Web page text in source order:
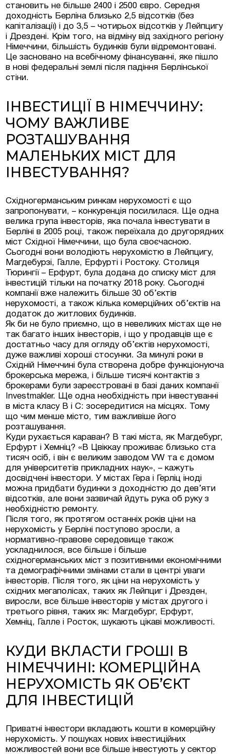
становить не більше 2400 і 2500 євро. Середня
доходність Берліна близько 2,5 відсотків (без
капіталізації) і до 3,5 – чотирьох відсотків у Лейпцигу
і Дрездені. Крім того, на відміну від західного регіону
Німеччини, більшість будинків були відремонтовані.
Це засновано на всебічному фінансуванні, яке пішло
в нові федеральні землі після падіння Берлінської
стіни.
ІНВЕСТИЦІЇ В НІМЕЧЧИНУ:
ЧОМУ ВАЖЛИВЕ
РОЗТАШУВАННЯ
МАЛЕНЬКИХ МІСТ ДЛЯ
ІНВЕСТУВАННЯ?
Східногерманським ринкам нерухомості є що
запропонувати, – конкуренція посилилася. Ще одна
велика група інвесторів, яка почала інвестувати в
Берліні в 2005 році, також переїхала до другорядних
міст Східної Німеччини, що була своєчасною.
Сьогодні вони володіють нерухомістю в Лейпцигу,
Магдебурзі, Галле, Ерфурті і Ростоку. Столиця
Тюрингії – Ерфурт, була додана до списку міст для
інвестицій тільки на початку 2018 року. Сьогодні
компанії вже належить більше 30 об’єктів
нерухомості, а також кілька комерційних об’єктів на
додаток до житлових будинків.
Як би не було приємно, що в невеликих містах ще не
так багато інших інвесторів, і що у продавців ще є
достатньо часу для огляду об’єктів нерухомості,
дуже важливі хороші стосунки. За минулі роки в
Східній Німеччині була створена добре функціонуюча
брокерська мережа, і більше тисячі контактів з
брокерами були зареєстровані в базі даних компанії
Investmakler. Ще одна необхідність при інвестуванні
в міста класу B і C: зосередитися на місцях. Тому
що чим менше місто, тим важливіше його
розташування.
Куди рухається караван? В такі міста, як Магдебург,
Ерфурт і Хемніц? «В Цвіккау проживає близько ста
тисяч осіб, і він є великим заводом VW та є домом
для університетів прикладних наук», – кажуть
досвідчені інвестори. У містах Гера і Герліц іноді
можна придбати будинки з доходністю до дев’яти
відсотків, але вони зазвичай йдуть рука об руку з
необхідністю ремонту.
Після того, як протягом останніх років ціни на
нерухомість у Берліні поступово зросли, а
нормативно-правове середовище також
ускладнилося, все більше і більше
східногерманських міст з позитивними економічними
та демографічними змінами стали в центрі уваги
інвесторів. Після того, як ціни на нерухомість у
східних мегаполісах, таких як Лейпциг і Дрезден,
виросли, все більше інвесторів у містах другого і
третього рівня, таких як: Магдебург, Ерфурт,
Хемніц, Галле і Росток, шукають цікаві можливості.
КУДИ ВКЛАСТИ ГРОШІ В
НІМЕЧЧИНІ: КОМЕРЦІЙНА
НЕРУХОМІСТЬ ЯК ОБ’ЄКТ
ДЛЯ ІНВЕСТИЦІЙ
Приватні інвестори вкладають кошти в комерційну
нерухомість. У пошуках нових інвестиційних
можливостей вони все більше інвестують у сектор